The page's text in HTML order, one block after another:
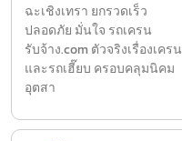
ฉะเชิงเทรา ยกรวดเร็ว
ปลอดภัย มั่นใจ รถเครน
รับจ้าง.com ตัวจริงเรื่องเครน
และรถเฮี๊ยบ ครอบคลุมนิคม
อุตสา